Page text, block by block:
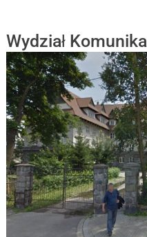
Wydział